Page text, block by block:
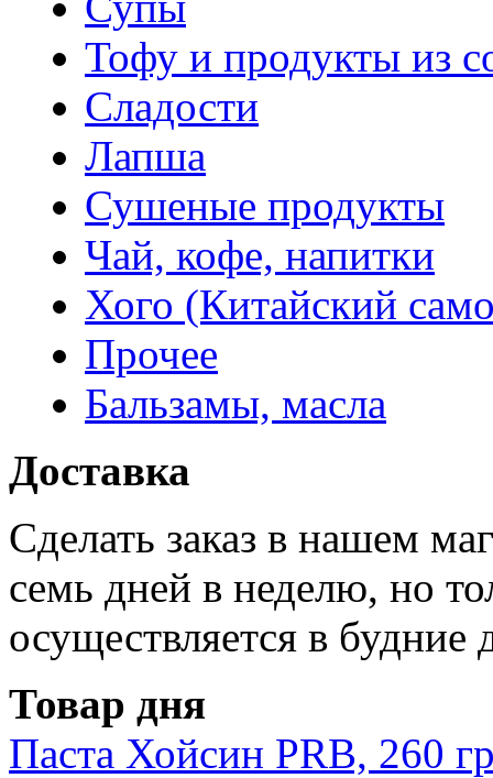
Тофу и продукты из
Сладости
Лапша
Сушеные продукты
Чай, кофе, напитки
Хого (Китайский
Прочее
Бальзамы, масла
Доставка
Сделать заказ в нашем
семь дней в неделю, но
осуществляется в будние
Товар дня
Паста Хойсин PRB, 260